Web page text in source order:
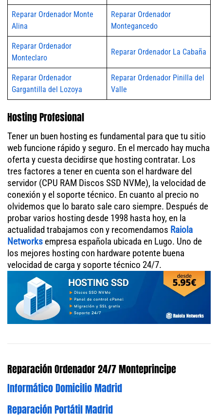
Reparar Ordenador Monte
Alina
Reparar Ordenador
Montegancedo
Reparar Ordenador
Monteclaro
Reparar Ordenador La Cabaña
Reparar Ordenador
Gargantilla del Lozoya
Reparar Ordenador Pinilla del
Valle
Hosting Profesional
Tener un buen hosting es fundamental para que tu sitio
web funcione rápido y seguro. En el mercado hay mucha
oferta y cuesta decidirse que hosting contratar. Los
tres factores a tener en cuenta son el hardware del
servidor (CPU RAM Discos SSD NVMe), la velocidad de
conexión y el soporte técnico. En cuanto al precio no
olvidemos que lo barato sale caro siempre. Después de
probar varios hosting desde 1998 hasta hoy, en la
actualidad trabajamos con y recomendamos Raiola
Networks empresa española ubicada en Lugo. Uno de
los mejores hosting con hardware potente buena
velocidad de carga y soporte técnico 24/7.
Reparación Ordenador 24/7 Monteprincipe
Informático Domicilio Madrid
Reparación Portátil Madrid